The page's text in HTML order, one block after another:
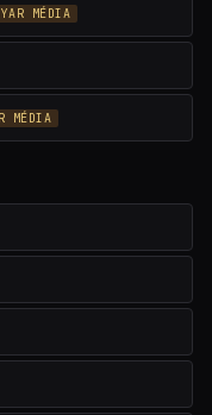
MÉDIA
MÉDIA